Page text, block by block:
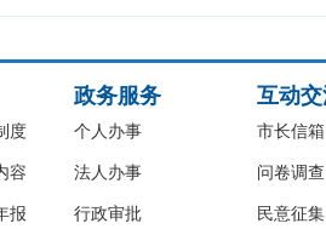
度
容
报
政务服务
个人办事
法人办事
行政审批
互动
市长信箱
问卷调查
民意征集